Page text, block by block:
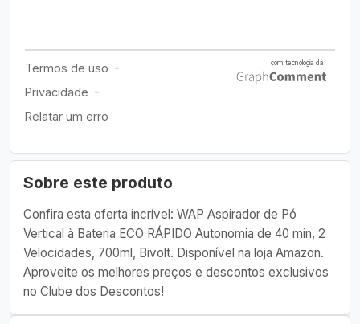
Sobre este produto
Confira esta oferta incrível: WAP Aspirador de Pó
Vertical à Bateria ECO RÁPIDO Autonomia de 40 min, 2
Velocidades, 700ml, Bivolt. Disponível na loja Amazon.
Aproveite os melhores preços e descontos exclusivos
no Clube dos Descontos!